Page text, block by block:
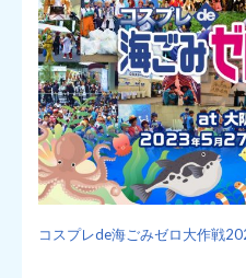
コスプレde海ごみゼロ大作戦